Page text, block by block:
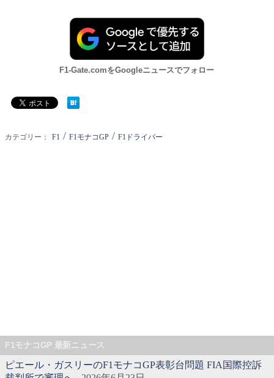
F1-Gate.comをGoogleニュースでフォロー
カテゴリー： F1 / F1モナコGP / F1ドライバー
F1モナコGP 最新ニュース
ピエール・ガスリーのF1モナコGP表彰台問題 FIA国際控訴